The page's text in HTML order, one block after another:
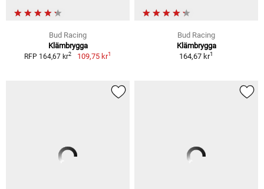
Bud Racing
Klämbrygga
RFP 164,67 kr2 109,75 kr1
Bud Racing
Klämbrygga
164,67 kr1